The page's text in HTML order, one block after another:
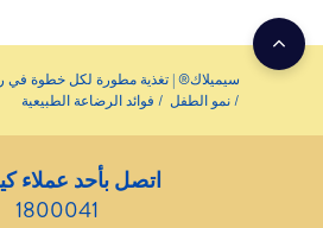
سيميلاك® | تغذية مطورة لكل خطوة في
نمو الطفل
فوائد الرضاعة الطبيعية
اتصل بأحد عملاء
1800041